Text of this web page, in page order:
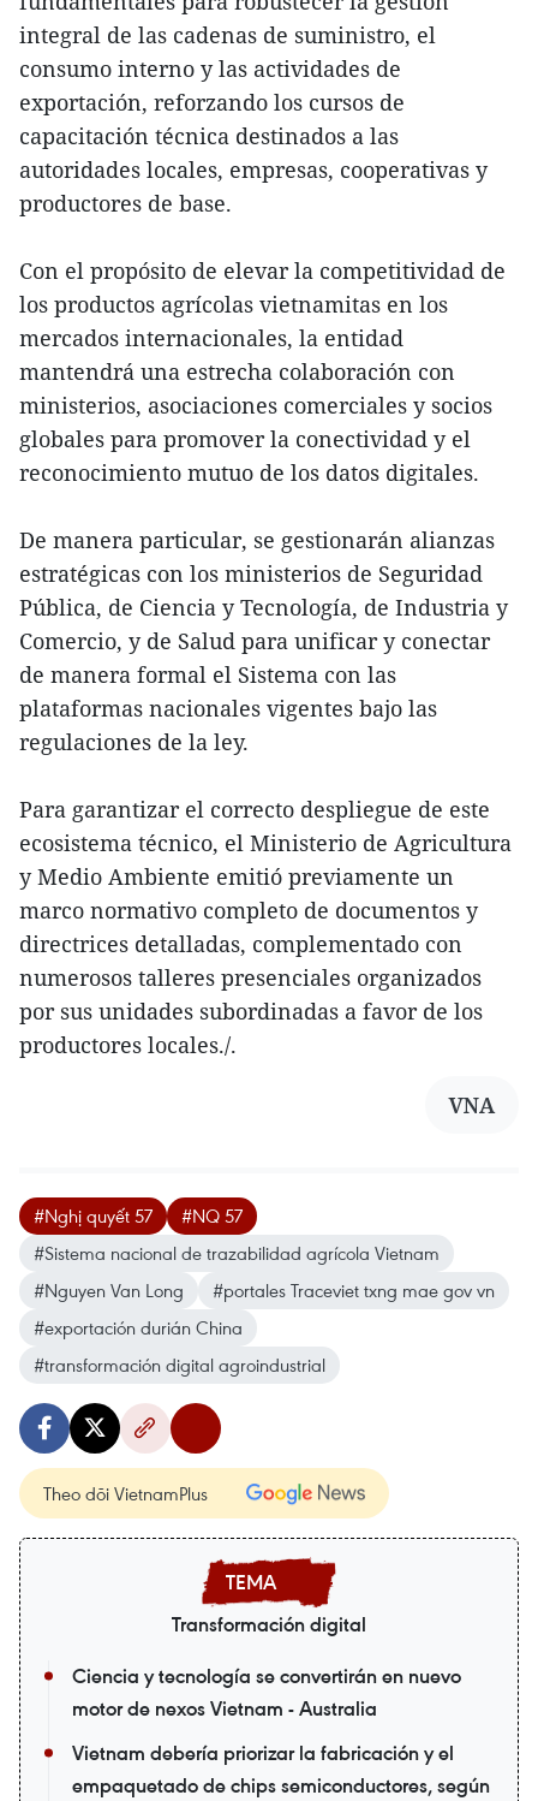
integral de las cadenas de suministro, el
consumo interno y las actividades de
exportación, reforzando los cursos de
capacitación técnica destinados a las
autoridades locales, empresas, cooperativas y
productores de base.
Con el propósito de elevar la competitividad de
los productos agrícolas vietnamitas en los
mercados internacionales, la entidad
mantendrá una estrecha colaboración con
ministerios, asociaciones comerciales y socios
globales para promover la conectividad y el
reconocimiento mutuo de los datos digitales.
De manera particular, se gestionarán alianzas
estratégicas con los ministerios de Seguridad
Pública, de Ciencia y Tecnología, de Industria y
Comercio, y de Salud para unificar y conectar
de manera formal el Sistema con las
plataformas nacionales vigentes bajo las
regulaciones de la ley.
Para garantizar el correcto despliegue de este
ecosistema técnico, el Ministerio de Agricultura
y Medio Ambiente emitió previamente un
marco normativo completo de documentos y
directrices detalladas, complementado con
numerosos talleres presenciales organizados
por sus unidades subordinadas a favor de los
productores locales./.
VNA
#Nghị quyết 57
#NQ 57
#Sistema nacional de trazabilidad agrícola Vietnam
#Nguyen Van Long
#portales Traceviet txng mae gov vn
#exportación durián China
#transformación digital agroindustrial
Theo dõi VietnamPlus
Transformación digital
Ciencia y tecnología se convertirán en nuevo
motor de nexos Vietnam - Australia
Vietnam debería priorizar la fabricación y el
empaquetado de chips semiconductores, según